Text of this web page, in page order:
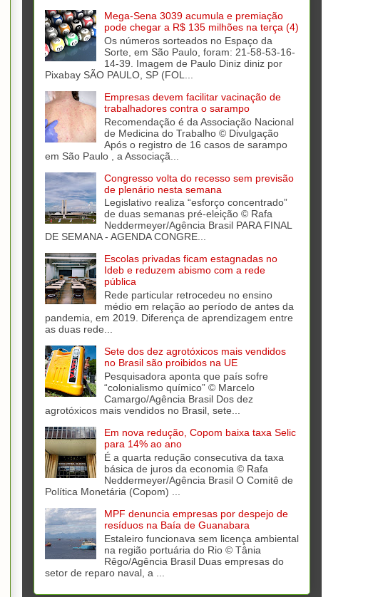
Mega-Sena 3039 acumula e premiação
pode chegar a R$ 135 milhões na terça (4)
Os números sorteados no Espaço da
Sorte, em São Paulo, foram: 21-58-53-16-
14-39. Imagem de Paulo Diniz diniz por
Pixabay SÃO PAULO, SP (FOL...
Empresas devem facilitar vacinação de
trabalhadores contra o sarampo
Recomendação é da Associação Nacional
de Medicina do Trabalho © Divulgação
Após o registro de 16 casos de sarampo
em São Paulo , a Associaçã...
Congresso volta do recesso sem previsão
de plenário nesta semana
Legislativo realiza “esforço concentrado”
de duas semanas pré-eleição © Rafa
Neddermeyer/Agência Brasil PARA FINAL
DE SEMANA - AGENDA CONGRE...
Escolas privadas ficam estagnadas no
Ideb e reduzem abismo com a rede
pública
Rede particular retrocedeu no ensino
médio em relação ao período de antes da
pandemia, em 2019. Diferença de aprendizagem entre
as duas rede...
Sete dos dez agrotóxicos mais vendidos
no Brasil são proibidos na UE
Pesquisadora aponta que país sofre
“colonialismo químico” © Marcelo
Camargo/Agência Brasil Dos dez
agrotóxicos mais vendidos no Brasil, sete...
Em nova redução, Copom baixa taxa Selic
para 14% ao ano
É a quarta redução consecutiva da taxa
básica de juros da economia © Rafa
Neddermeyer/Agência Brasil O Comitê de
Política Monetária (Copom) ...
MPF denuncia empresas por despejo de
resíduos na Baía de Guanabara
Estaleiro funcionava sem licença ambiental
na região portuária do Rio © Tânia
Rêgo/Agência Brasil Duas empresas do
setor de reparo naval, a ...